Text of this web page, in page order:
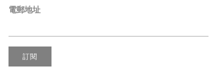
電郵地址
訂閱